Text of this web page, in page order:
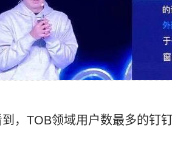
到，TOB领域用户数最多的钉